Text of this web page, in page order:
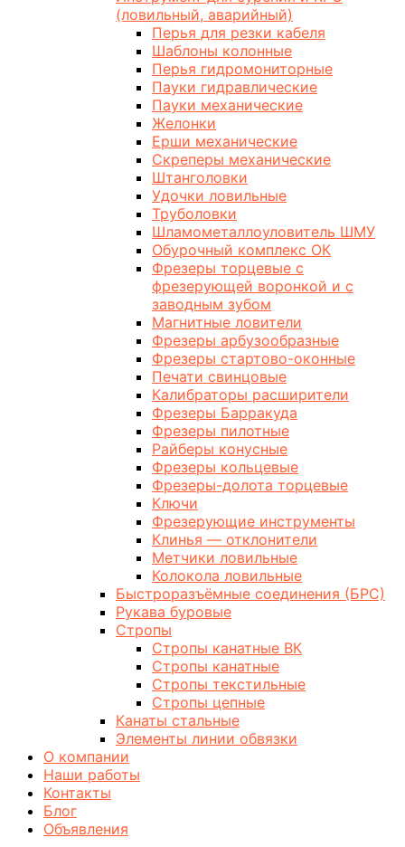
(ловильный, аварийный)
Перья для резки кабеля
Шаблоны колонные
Перья гидромониторные
Пауки гидравлические
Пауки механические
Желонки
Ерши механические
Скреперы механические
Штанголовки
Удочки ловильные
Труболовки
Шламометаллоуловитель ШМУ
Обурочный комплекс ОК
Фрезеры торцевые с
фрезерующей воронкой и с
заводным зубом
Магнитные ловители
Фрезеры арбузообразные
Фрезеры стартово-оконные
Печати свинцовые
Калибраторы расширители
Фрезеры Барракуда
Фрезеры пилотные
Райберы конусные
Фрезеры кольцевые
Фрезеры-долота торцевые
Ключи
Фрезерующие инструменты
Клинья — отклонители
Метчики ловильные
Колокола ловильные
Быстроразъёмные соединения (БРС)
Рукава буровые
Стропы
Стропы канатные ВК
Стропы канатные
Стропы текстильные
Стропы цепные
Канаты стальные
Элементы линии обвязки
О компании
Наши работы
Контакты
Блог
Объявления